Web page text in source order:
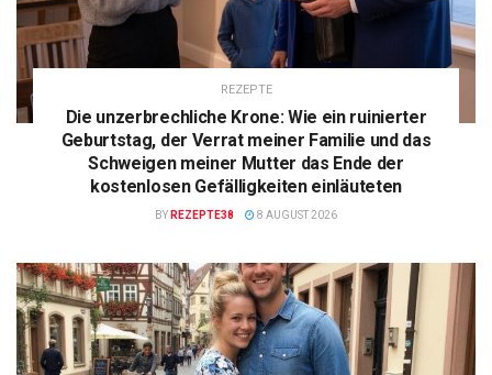
REZEPTE
Die unzerbrechliche Krone: Wie ein ruinierter
Geburtstag, der Verrat meiner Familie und das
Schweigen meiner Mutter das Ende der
kostenlosen Gefälligkeiten einläuteten
BY REZEPTE38 8 AUGUST 2026